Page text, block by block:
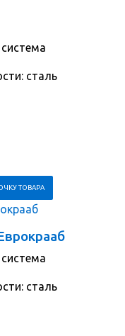
сталь
ТОВАРА
сталь